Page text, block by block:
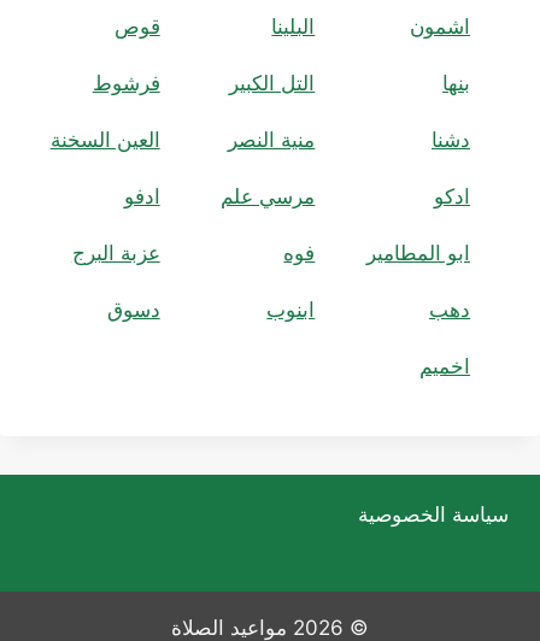
اشمون البلينا قوص
بنها التل الكبير فرشوط
دشنا منية النصر العين السخنة
ادكو مرسي علم ادفو
ابو المطامير فوه عزبة البرج
دهب ابنوب دسوق
اخميم
سياسة الخصوصية
© 2026 مواعيد الصلاة